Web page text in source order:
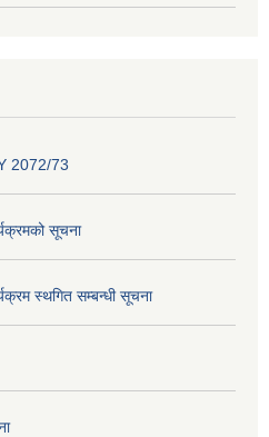
2072/73
सूचना
स्थगित सम्बन्धी सूचना